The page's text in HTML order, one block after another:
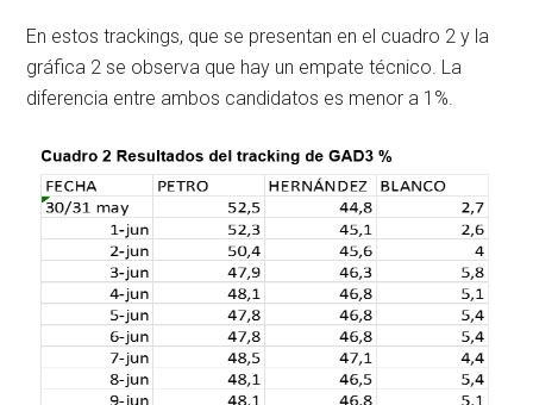
En estos trackings, que se presentan en el cuadro 2 y la
gráfica 2 se observa que hay un empate técnico. La
diferencia entre ambos candidatos es menor a 1%.